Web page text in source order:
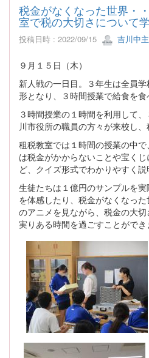
税金がなくなった世界・
室で税の大切さについて
投稿日時 : 2022/09/15 吉川中
９月１５日（木）
新人戦の一日目。３年生は全員学
形となり、３時間授業で給食を食
３時間授業の１時間を利用して
川市役所の職員の方々が来校し、
租税教室では１時間の授業の中
は税金がかからないことや宝く
ど、クイズ形式でわかりやすく説
生徒たちは１億円のサンプルを
を体感したり、税金がなくなっ
のアニメを見ながら、税金の大
実りある時間を過ごすことができ